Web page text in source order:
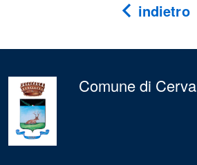
indietro
Comune di Cerva